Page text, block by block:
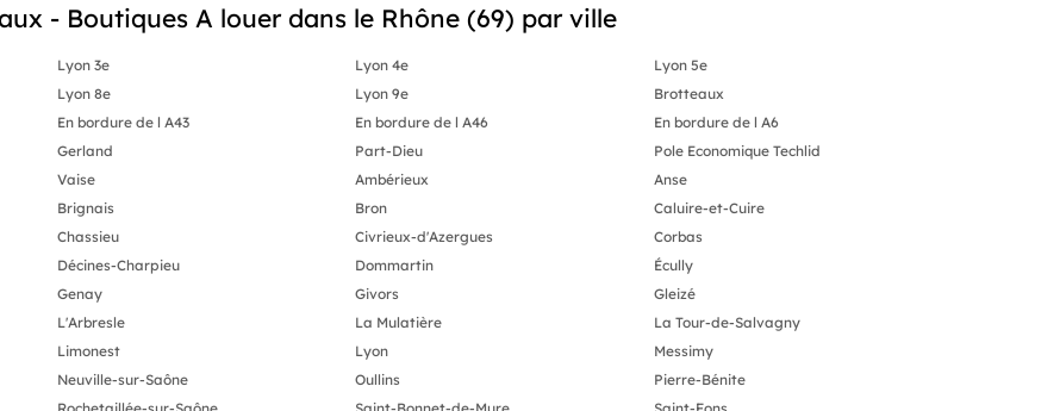
- Boutiques A louer dans le Rhône (69) par ville
Lyon 3e Lyon 4e
Lyon 5e
Lyon 8e Lyon 9e
Brotteaux
En bordure de l A43 En bordure de l A46
En bordure de l A6
Gerland Part-Dieu
Pole Economique Techlid
Vaise Ambérieux
Anse
Brignais Bron
Caluire-et-Cuire
Chassieu Civrieux-d'Azergues
Corbas
Décines-Charpieu Dommartin
Écully
Genay Givors
Gleizé
L'Arbresle La Mulatière
La Tour-de-Salvagny
Limonest Lyon
Messimy
Neuville-sur-Saône Oullins
Pierre-Bénite